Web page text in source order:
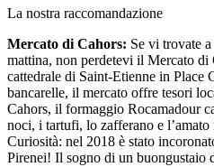
La nostra raccomandazione
Mercato di Cahors: Se vi trovate
mattina, non perdetevi il Mercato di
cattedrale di Saint-Etienne in Place
bancarelle, il mercato offre tesori
Cahors, il formaggio Rocamadour
noci, i tartufi, lo zafferano e l’amato
Curiosità: nel 2018 è stato
Pirenei! Il sogno di un buongustaio